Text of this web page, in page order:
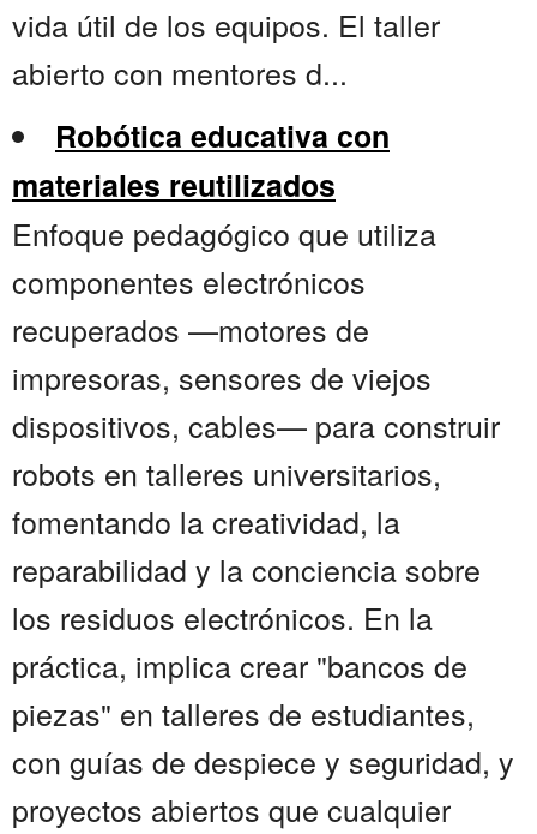
vida útil de los equipos. El taller
abierto con mentores d...
Robótica educativa con
materiales reutilizados
Enfoque pedagógico que utiliza
componentes electrónicos
recuperados —motores de
impresoras, sensores de viejos
dispositivos, cables— para construir
robots en talleres universitarios,
fomentando la creatividad, la
reparabilidad y la conciencia sobre
los residuos electrónicos. En la
práctica, implica crear "bancos de
piezas" en talleres de estudiantes,
con guías de despiece y seguridad, y
proyectos abiertos que cualquier